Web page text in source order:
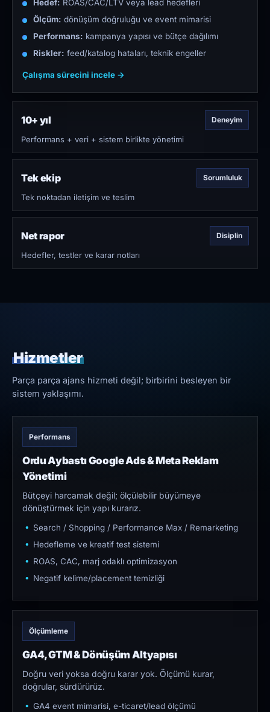
Hedef: ROAS/CAC/LTV veya lead hedefleri
Ölçüm: dönüşüm doğruluğu ve event mimarisi
Performans: kampanya yapısı ve bütçe dağılımı
Riskler: feed/katalog hataları, teknik engeller
Çalışma sürecini incele →
10+ yıl Deneyim
Performans + veri + sistem birlikte yönetimi
Tek ekip Sorumluluk
Tek noktadan iletişim ve teslim
Net rapor Disiplin
Hedefler, testler ve karar notları
Hizmetler
Parça parça ajans hizmeti değil; birbirini besleyen bir
sistem yaklaşımı.
Performans
Ordu Aybastı Google Ads & Meta Reklam
Yönetimi
Bütçeyi harcamak değil; ölçülebilir büyümeye
dönüştürmek için yapı kurarız.
Search / Shopping / Performance Max / Remarketing
Hedefleme ve kreatif test sistemi
ROAS, CAC, marj odaklı optimizasyon
Negatif kelime/placement temizliği
Ölçümleme
GA4, GTM & Dönüşüm Altyapısı
Doğru veri yoksa doğru karar yok. Ölçümü kurar,
doğrular, sürdürürüz.
GA4 event mimarisi, e-ticaret/lead ölçümü